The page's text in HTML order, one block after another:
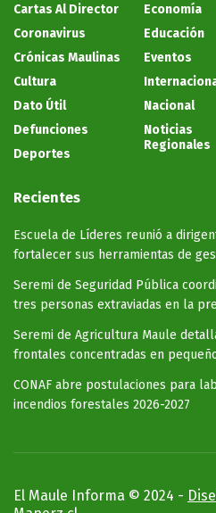
Cartas Al Director
Coronavirus
Crónicas Maulinas
Cultura
Dato Útil
Defunciones
Deportes
Economía
Educación
Eventos
Nacional
Noticias
Regionales
Recientes
Escuela de Líderes reunió a
fortalecer sus herramientas de
Seremi de Seguridad Pública
tres personas extraviadas en la
Seremi de Agricultura Maule
frontales concentradas en
CONAF abre postulaciones para
incendios forestales 2026-2027
El Maule Informa © 2024 -